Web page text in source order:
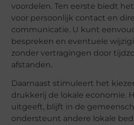
voordelen. Ten eerste biedt
voor persoonlijk contact en
communicatie. U kunt
bespreken en eventuele
zonder vertragingen door
afstanden.
Daarnaast stimuleert het
drukkerij de lokale economie.
uitgeeft, blijft in de
ondersteunt andere lokale